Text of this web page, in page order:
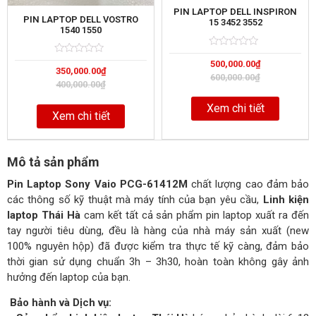
PIN LAPTOP DELL VOSTRO
1540 1550
0
out
of
400,000.00₫
350,000.00₫
Xem chi tiết
PIN LAPTOP DELL INSPIRON
15 3452 3552
0
out
of
600,000.00₫
500,000.00₫
Xem chi tiết
Mô tả sản phẩm
Pin Laptop Sony Vaio PCG-61412M chất lượng cao đảm bảo
các thông số kỹ thuật mà máy tính của bạn yêu cầu, Linh kiện
laptop Thái Hàcam kết tất cả sản phẩm pin laptop xuất ra đến
tay người tiêu dùng, đều là hàng của nhà máy sản xuất (new
100% nguyên hộp) đã được kiểm tra thực tế kỹ càng, đảm bảo
thời gian sử dụng chuẩn 3h – 3h30, hoàn toàn không gây ảnh
hưởng đến laptop của bạn.
Bảo hành và Dịch vụ: